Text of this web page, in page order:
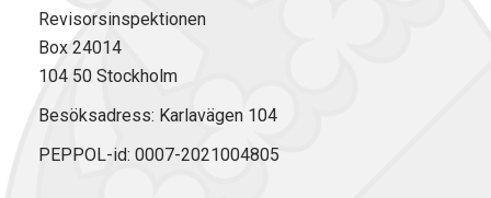
Revisorsinspektionen
Box 24014
104 50 Stockholm
Besöksadress: Karlavägen 104
PEPPOL-id: 0007-2021004805